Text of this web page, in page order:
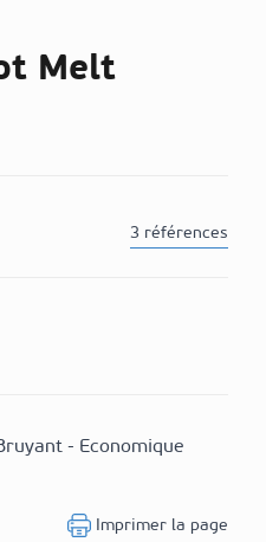
Melt
3 références
- Economique
Imprimer la page